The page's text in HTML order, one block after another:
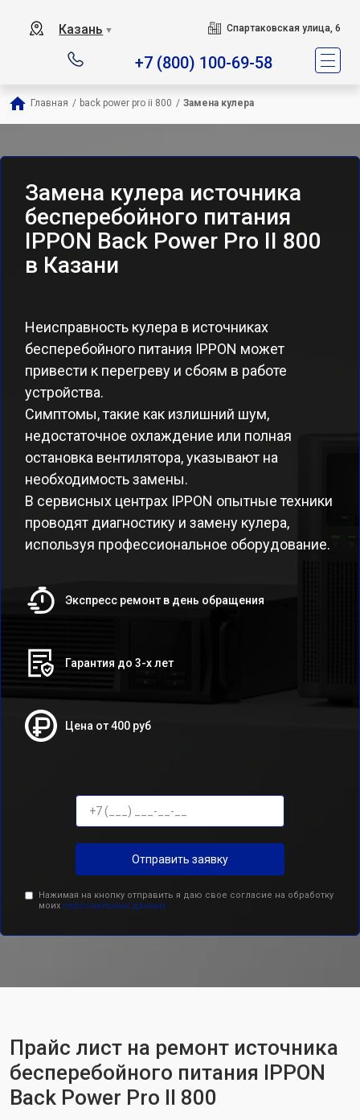
Казань ▼ Спартаковская улица, 6
+7 (800) 100-69-58
Главная / back power pro ii 800 / Замена кулера
Замена кулера источника
бесперебойного питания
IPPON Back Power Pro II 800
в Казани
Неисправность кулера в источниках
бесперебойного питания IPPON может
привести к перегреву и сбоям в работе
устройства.
Симптомы, такие как излишний шум,
недостаточное охлаждение или полная
остановка вентилятора, указывают на
необходимость замены.
В сервисных центрах IPPON опытные техники
проводят диагностику и замену кулера,
используя профессиональное оборудование.
Экспресс ремонт в день обращения
Гарантия до 3-х лет
Цена от 400 руб
Отправить заявку
Нажимая на кнопку отправить я даю свое согласие на обработку
моих персональных данных.
Прайс лист на ремонт источника
бесперебойного питания IPPON
Back Power Pro II 800